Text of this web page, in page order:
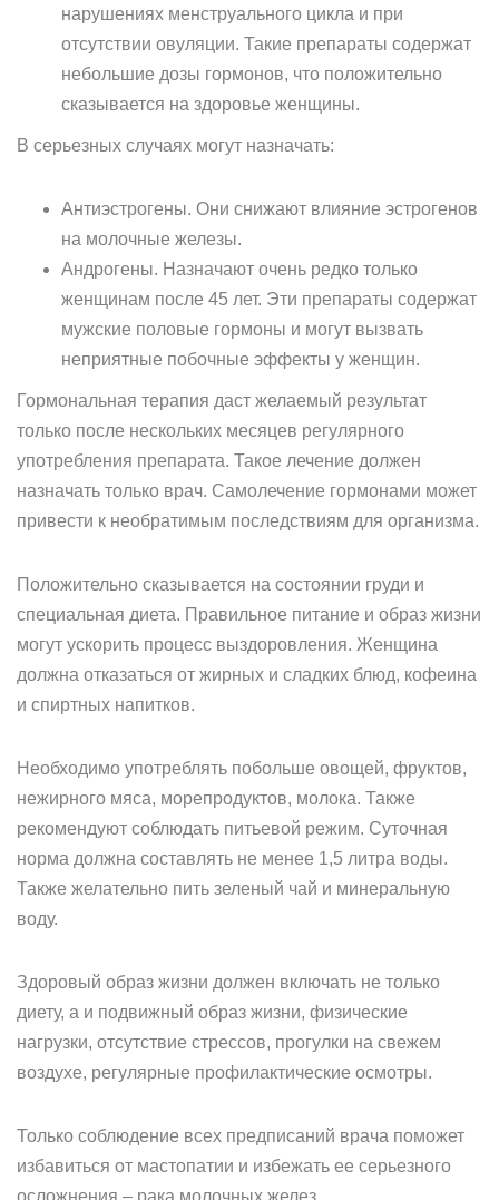
нарушениях менструального цикла и при
отсутствии овуляции. Такие препараты содержат
небольшие дозы гормонов, что положительно
сказывается на здоровье женщины.
В серьезных случаях могут назначать:
Антиэстрогены. Они снижают влияние эстрогенов
на молочные железы.
Андрогены. Назначают очень редко только
женщинам после 45 лет. Эти препараты содержат
мужские половые гормоны и могут вызвать
неприятные побочные эффекты у женщин.
Гормональная терапия даст желаемый результат
только после нескольких месяцев регулярного
употребления препарата. Такое лечение должен
назначать только врач. Самолечение гормонами может
привести к необратимым последствиям для организма.
Положительно сказывается на состоянии груди и
специальная диета. Правильное питание и образ жизни
могут ускорить процесс выздоровления. Женщина
должна отказаться от жирных и сладких блюд, кофеина
и спиртных напитков.
Необходимо употреблять побольше овощей, фруктов,
нежирного мяса, морепродуктов, молока. Также
рекомендуют соблюдать питьевой режим. Суточная
норма должна составлять не менее 1,5 литра воды.
Также желательно пить зеленый чай и минеральную
воду.
Здоровый образ жизни должен включать не только
диету, а и подвижный образ жизни, физические
нагрузки, отсутствие стрессов, прогулки на свежем
воздухе, регулярные профилактические осмотры.
Только соблюдение всех предписаний врача поможет
избавиться от мастопатии и избежать ее серьезного
осложнения – рака молочных желез.